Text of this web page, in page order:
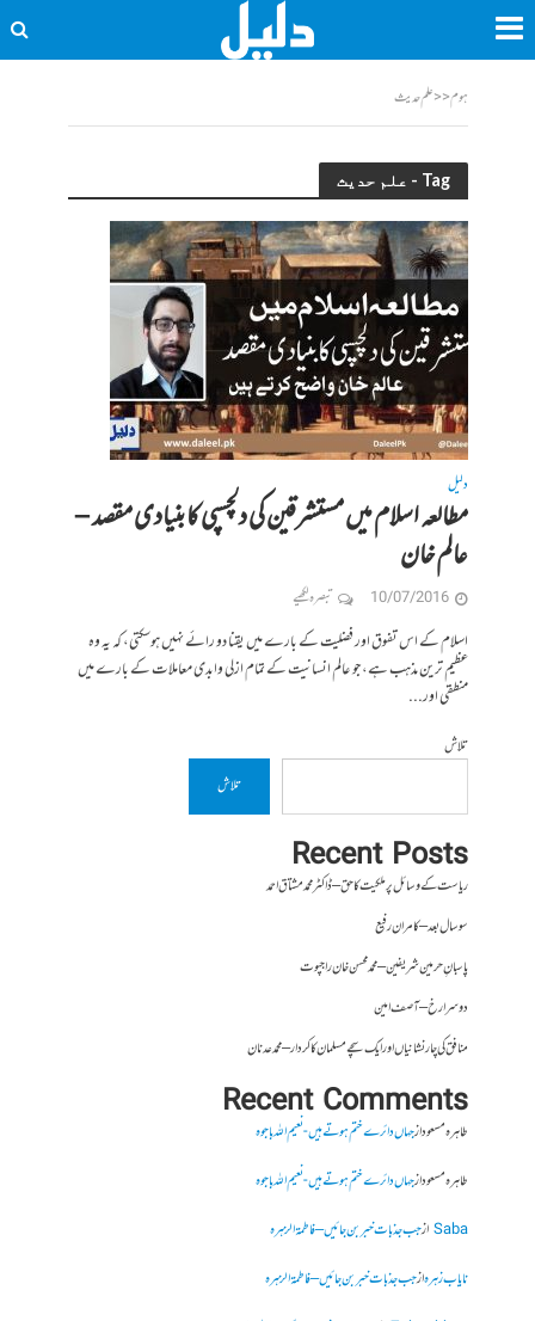
ہوم<<علم حدیث
Tag - علم حدیث
دلیل
مطالعہ اسلام میں مستشرقین کی دلچسپی کا بنیادی مقصد –
عالم خان
10/07/2016 تبصرہ لکھیے
اسلام کے اس تفوق اور فضلیت کے بارے میں یقنا دو رائے نہیں ہوسکتی، کہ یہ وه
عظیم ترین مذہب ہے، جو عالم انسانیت کے تمام ازلی وابدی معاملات کے بارے میں
منطقی اور...
تلاش
تلاش
Recent Posts
ریاست کے وسائل پر ملکیت کا حق – ڈاکٹر محمد مشتاق احمد
سو سال بعد – کامران رفیع
پاسبانِ حرمین شریفین – محمد محسن خان راجپوت
دوسرا رخ – آصف امین
منافق کی چار نشانیاں اور ایک سچے مسلمان کا کردار – محمد عدنان
Recent Comments
طاہرہ مسعودازجہاں دائرے ختم ہوتے ہیں- نعیم اللہ باجوہ
طاہرہ مسعودازجہاں دائرے ختم ہوتے ہیں- نعیم اللہ باجوہ
Sabaازجب جذبات خبر بن جائیں – فاطمۃالزہرہ
نایاب زہرہازجب جذبات خبر بن جائیں – فاطمۃالزہرہ